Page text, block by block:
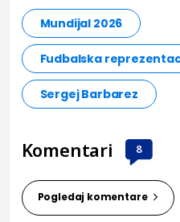
Mundijal 2026
Fudbalska
Sergej Barbarez
Komentari 8
Pogledaj komentare